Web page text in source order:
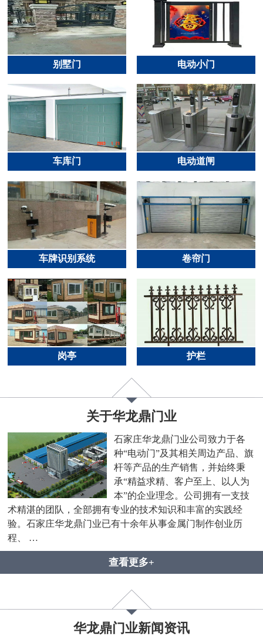
别墅门 电动小门
车库门 电动道闸
车牌识别系统 卷帘门
岗亭 护栏
关于华龙鼎门业
石家庄华龙鼎门业公司致力于各
种“电动门”及其相关周边产品、旗
杆等产品的生产销售，并始终秉
承“精益求精、客户至上、以人为
本”的企业理念。公司拥有一支技
术精湛的团队，全部拥有专业的技术知识和丰富的实践经
验。石家庄华龙鼎门业已有十余年从事金属门制作创业历
程、 …
查看更多+
华龙鼎门业新闻资讯